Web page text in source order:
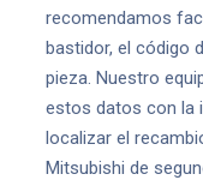
recomendamos
bastidor, el código
pieza. Nuestro
estos datos con la
localizar el
Mitsubishi de